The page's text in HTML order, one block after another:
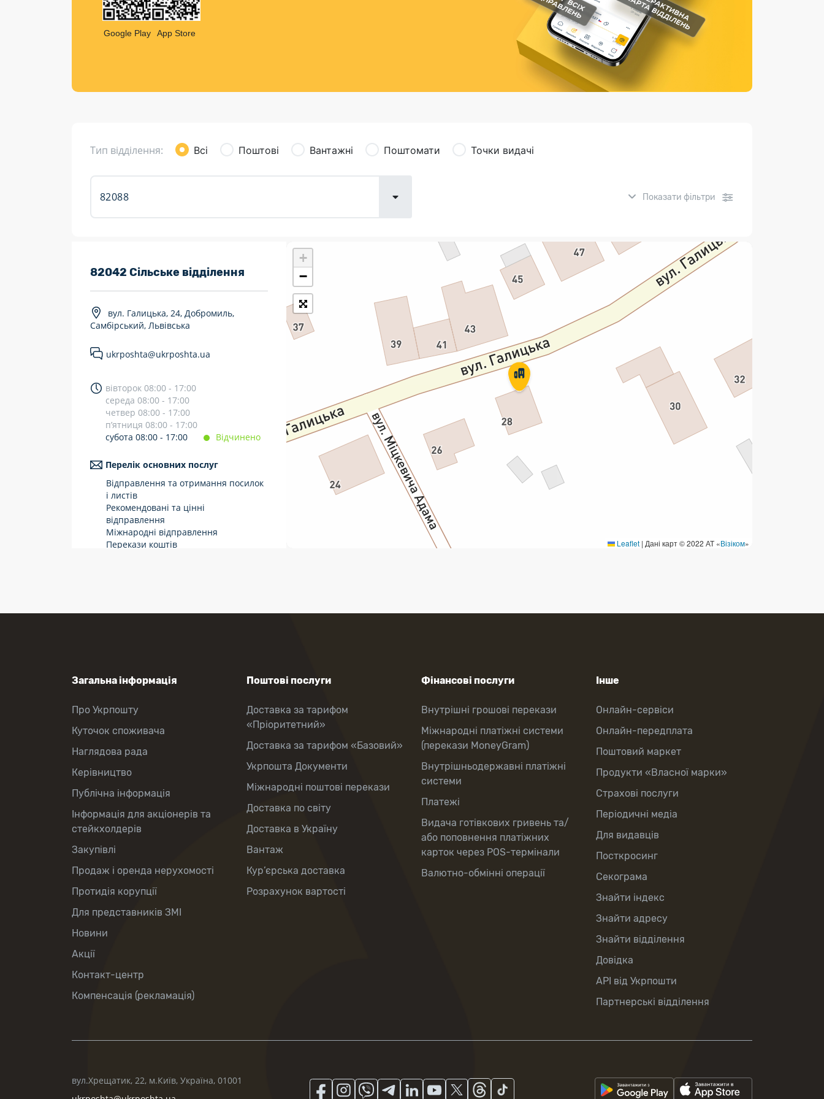
Листи та листівки
Кур’єрська доставка
Страхові послуги
Каталог «Укрпошта Маркет»
Google Play App Store
Тип відділення: Всі Поштові Вантажні Поштомати Точки видачі
Показати фільтри
7 днів на тиждень
Працюють після 19:00
Укрпошта Експрес/тариф
«Пріоритетний»
Укрпошта Стандарт/тариф «Базовий»
Доставка за межі України
Прийом вантажів
Фінансові послуги:
Термінові перекази
Перекази
Комунальні та інші платежі
82042 Сільське відділення
вул. Галицька, 24, Добромиль,
Самбірський, Львівська
ukrposhta@ukrposhta.ua
вівторок 08:00 - 17:00
середа 08:00 - 17:00
четвер 08:00 - 17:00
п’ятниця 08:00 - 17:00
субота 08:00 - 17:00
Відчинено
Перелік основних послуг
Відправлення та отримання посилок
і листів
Рекомендовані та цінні
відправлення
Міжнародні відправлення
Перекази коштів
Продаж марок та паковання
+
−
Leaflet | Дані карт © 2022 АТ «Візіком»
Загальна інформація
Про Укрпошту
Куточок споживача
Наглядова рада
Керівництво
Публічна інформація
Інформація для акціонерів та
стейкхолдерів
Закупівлі
Продаж і оренда нерухомості
Протидія корупції
Для представників ЗМІ
Новини
Акції
Контакт-центр
Компенсація (рекламація)
Поштові послуги
Доставка за тарифом
«Пріоритетний»
Доставка за тарифом «Базовий»
Укрпошта Документи
Міжнародні поштові перекази
Доставка по світу
Доставка в Україну
Вантаж
Кур’єрська доставка
Розрахунок вартості
Фінансові послуги
Внутрішні грошові перекази
Міжнародні платіжні системи
(перекази MoneyGram)
Внутрішньодержавні платіжні
системи
Платежі
Видача готівкових гривень та/
або поповнення платіжних
карток через POS-термінали
Валютно-обмінні операції
Інше
Онлайн-сервіси
Онлайн-передплата
Поштовий маркет
Продукти «Власної марки»
Страхові послуги
Періодичні медіа
Для видавців
Посткросинг
Секограма
Знайти індекс
Знайти адресу
Знайти відділення
Довідка
API від Укрпошти
Партнерські відділення
вул.Хрещатик, 22, м.Київ, Україна, 01001